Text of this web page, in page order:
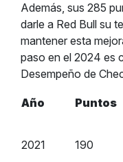
Además, sus 285
darle a Red Bull su
mantener esta
paso en el 2024 es
Desempeño de
Año Puntos
2021 190